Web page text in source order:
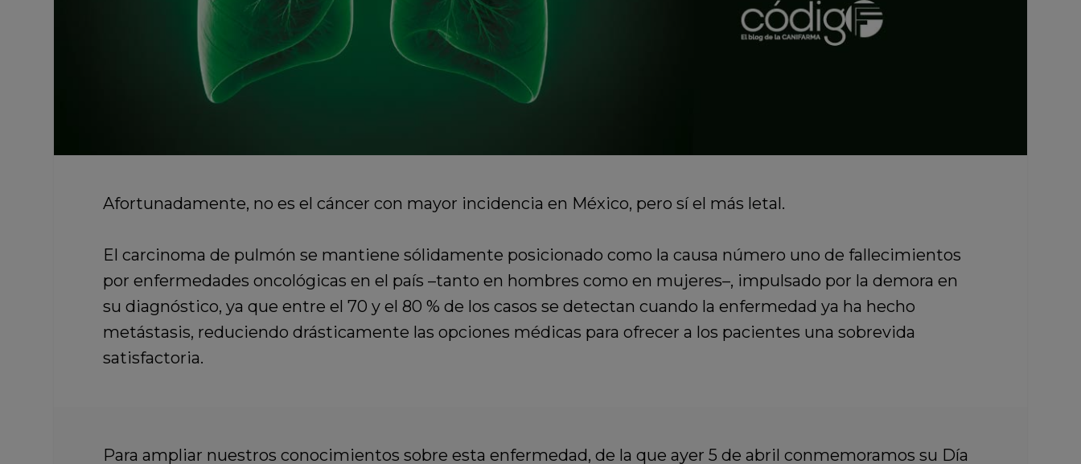
Afortunadamente, no es el cáncer con mayor incidencia en México, pero sí el más letal.
El carcinoma de pulmón se mantiene sólidamente posicionado como la causa número uno de fallecimientos
por enfermedades oncológicas en el país –tanto en hombres como en mujeres–, impulsado por la demora en
su diagnóstico, ya que entre el 70 y el 80 % de los casos se detectan cuando la enfermedad ya ha hecho
metástasis, reduciendo drásticamente las opciones médicas para ofrecer a los pacientes una sobrevida
satisfactoria.
Para ampliar nuestros conocimientos sobre esta enfermedad, de la que ayer 5 de abril conmemoramos su Día